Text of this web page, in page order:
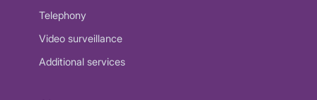
Telephony
Video surveillance
Additional services